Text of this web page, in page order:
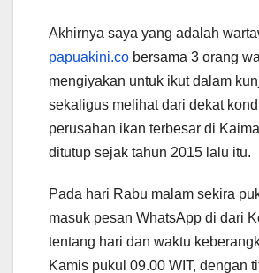
Akhirnya saya yang adalah
papuakini.co bersama 3 orang
mengiyakan untuk ikut dalam
sekaligus melihat dari dekat
perusahan ikan terbesar di
ditutup sejak tahun 2015 lalu itu.
Pada hari Rabu malam sekira
masuk pesan WhatsApp di dari
tentang hari dan waktu
Kamis pukul 09.00 WIT, dengan